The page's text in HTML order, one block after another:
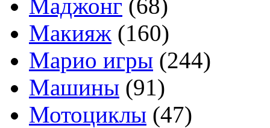
Маджонг (68)
Макияж (160)
Марио игры (244)
Машины (91)
Мотоциклы (47)